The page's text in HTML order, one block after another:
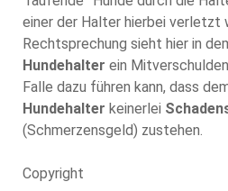
einer der Halter hierbei verletzt
Rechtsprechung sieht hier in
Hundehalter ein
Falle dazu führen kann, dass
Hundehalter keinerlei
(Schmerzensgeld) zustehen.
Copyright